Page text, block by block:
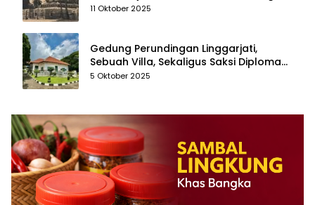
11 Oktober 2025
Gedung Perundingan Linggarjati,
Sebuah Villa, Sekaligus Saksi Diplomasi
yang Mengubah Arah Bangsa
5 Oktober 2025